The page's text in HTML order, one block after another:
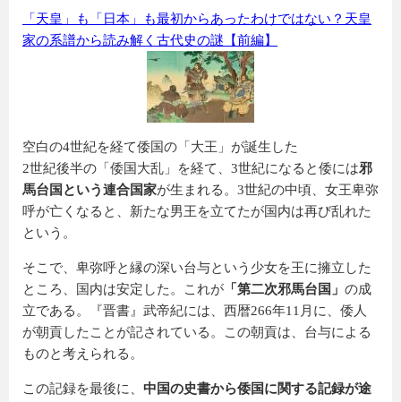
「天皇」も「日本」も最初からあったわけではない？天皇
家の系譜から読み解く古代史の謎【前編】
空白の4世紀を経て倭国の「大王」が誕生した
2世紀後半の「倭国大乱」を経て、3世紀になると倭には邪
馬台国という連合国家が生まれる。3世紀の中頃、女王卑弥
呼が亡くなると、新たな男王を立てたが国内は再び乱れた
という。
そこで、卑弥呼と縁の深い台与という少女を王に擁立した
ところ、国内は安定した。これが 「第二次邪馬台国」 の成
立である。『晋書』武帝紀には、西暦266年11月に、倭人
が朝貢したことが記されている。この朝貢は、台与による
ものと考えられる。
この記録を最後に、 中国の史書から倭国に関する記録が途